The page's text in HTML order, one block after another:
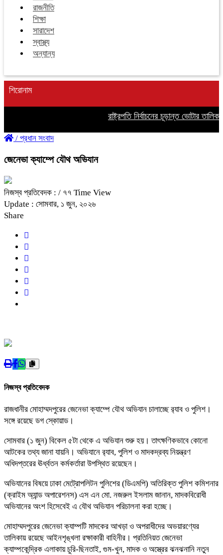
রাজনীতি
শিক্ষা
সারাদেশ
স্বাস্থ্য
অন্যান্য
শিরোনাম
রাষ্ট্রপতি নির্বাচনের চূড়ান্ত ভোটার তালিকা
/ প্রধান সংবাদ
জেনেভা ক্যাম্পে যৌথ অভিযান
নিজস্ব প্রতিবেদক : / ৭৭ Time View
Update : সোমবার, ১ জুন, ২০২৬
Share
নিজস্ব প্রতিবেদক
রাজধানীর মোহাম্মদপুরের জেনেভা ক্যাম্পে যৌথ অভিযান চালাচ্ছে র‌্যাব ও পুলিশ।
সঙ্গে রয়েছে ডগ স্কোয়াড।
সোমবার (১ জুন) বিকেল ৫টা থেকে এ অভিযান শুরু হয়। তাৎক্ষণিকভাবে কোনো
আটকের তথ্য জানা যায়নি। অভিযানে র‌্যাব, পুলিশ ও মাদকদ্রব্য নিয়ন্ত্রণ
অধিদপ্তরের ঊর্ধ্বতন কর্মকর্তারা উপস্থিত রয়েছেন।
অভিযানের বিষয়ে ঢাকা মেট্রোপলিটন পুলিশের (ডিএমপি) অতিরিক্ত পুলিশ কমিশনার
(ক্রাইম অ্যান্ড অপারেশনস) এস এন মো. নজরুল ইসলাম জানান, মাদকবিরোধী
অভিযানের অংশ হিসেবেই এ যৌথ অভিযান পরিচালনা করা হচ্ছে।
মোহাম্মদপুরের জেনেভা ক্যাম্পটি মাদকের আখড়া ও অপরাধীদের অভয়ারণ্যের
তালিকায় রয়েছে আইনশৃঙ্খলা রক্ষাকারী বাহিনীর। প্রতিনিয়ত জেনেভা
ক্যাম্পকেন্দ্রিক এলাকায় চুরি-ছিনতাই, গুম-খুন, মাদক ও অস্ত্রের ঝনঝনানি নতুন